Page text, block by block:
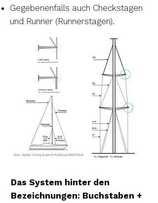
Gegebenenfalls auch Checkstagen
und Runner (Runnerstagen).
Das System hinter den
Bezeichnungen: Buchstaben +